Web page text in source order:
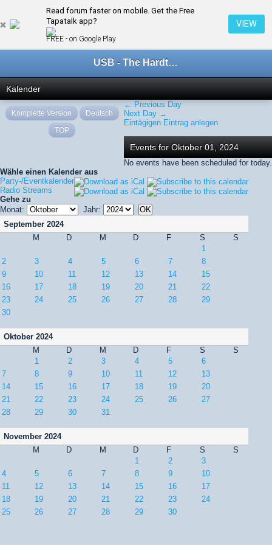
Read forum faster on mobile. Get the Free
Tapatalk app?
FREE - on Google Play
VIEW
← Oktober 2024
USB - The Hardtechno Family
Kalender
← Previous Day
Next Day →
Eintägigen Eintrag anlegen
Events for Oktober 01, 2024
No events have been scheduled for today.
Wähle einen Kalender aus
Party-/Eventkalender
Radio Streams
Gehe zu
Monat:
Jahr:
September 2024
M
D M D F S
S
1
2
3 4 5 6 7
8
9
10 11 12 13 14
15
16
17 18 19 20 21
22
23
24 25 26 27 28
29
30
Oktober 2024
M
D M D F S
S
1
2 3 4 5
6
7
8 9 10 11 12
13
14
15 16 17 18 19
20
21
22 23 24 25 26
27
28
29 30 31
November 2024
M
D M D F S
S
1
2
3
4
5 6 7 8 9
10
11
12 13 14 15 16
17
18
19 20 21 22 23
24
25
26 27 28 29 30
Komplette Version
Deutsch
TOP